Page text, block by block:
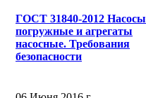
ГОСТ 31840-2012 Насосы
погружные и агрегаты
насосные. Требования
безопасности